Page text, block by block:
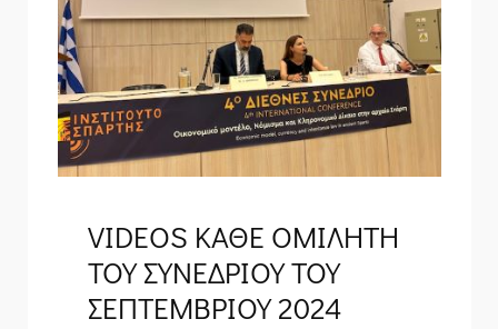
VIDEOS ΚΑΘΕ ΟΜΙΛΗΤΗ
ΤΟΥ ΣΥΝΕΔΡΙΟΥ ΤΟΥ
ΣΕΠΤΕΜΒΡΙΟΥ 2024